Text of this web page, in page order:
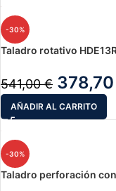
-30%
Taladro rotativo
541,00€ 378,70
AÑADIR AL CARRITO
-30%
Taladro perforación